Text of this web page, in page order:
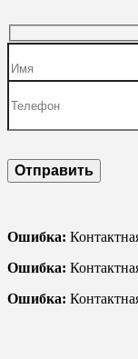
Ошибка:
Ошибка:
Ошибка: